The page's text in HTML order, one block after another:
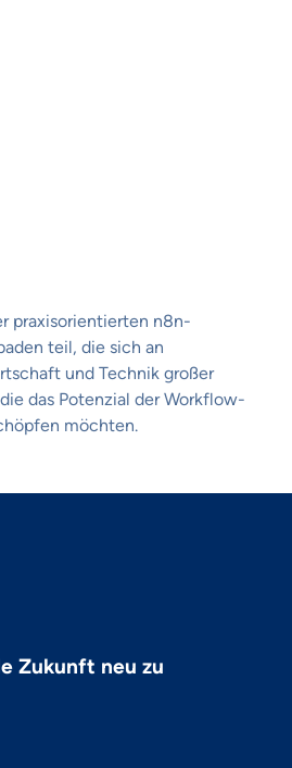
praxisorientierten n8n-
teil, die sich an
und Technik großer
das Potenzial der Workflow-
möchten.
Zukunft neu zu